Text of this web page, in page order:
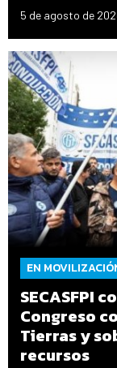
5 de agosto de
EN
SECASFPI
Congreso
Tierras y
recursos